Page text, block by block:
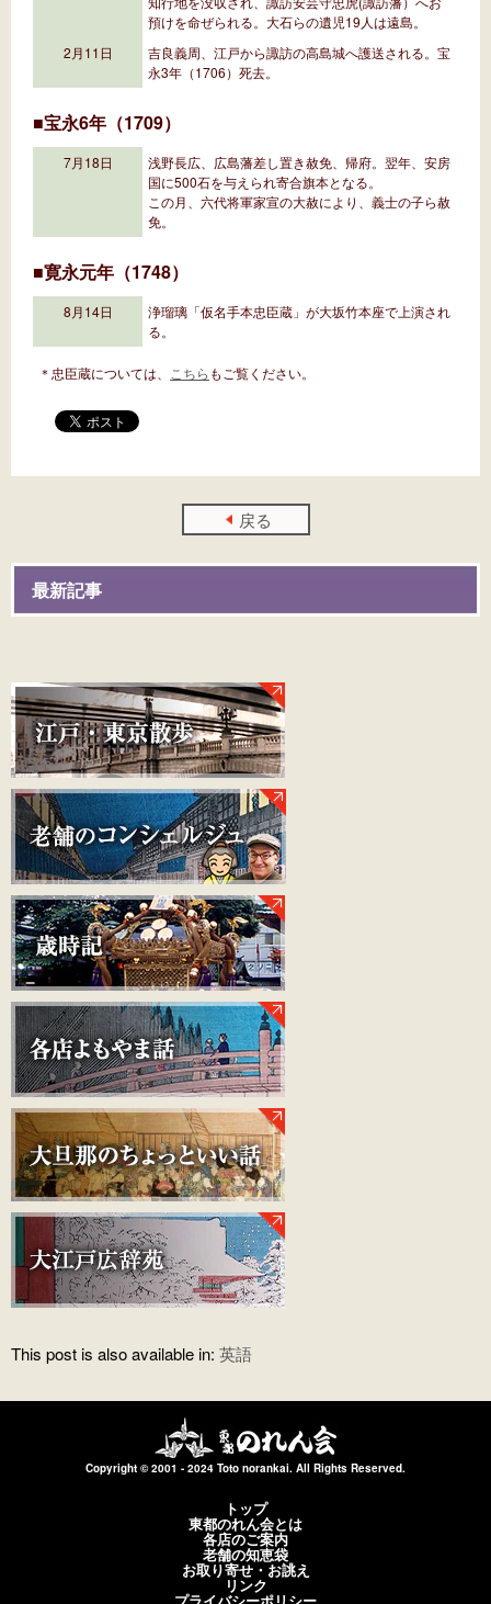
預けを命ぜられる。大石らの遺児19人は遠島。
2月11日
吉良義周、江戸から諏訪の高島城へ護送される。宝
永3年（1706）死去。
■宝永6年（1709）
7月18日
浅野長広、広島藩差し置き赦免、帰府。翌年、安房
国に500石を与えられ寄合旗本となる。
この月、六代将軍家宣の大赦により、義士の子ら赦
免。
■寛永元年（1748）
8月14日
浄瑠璃「仮名手本忠臣蔵」が大坂竹本座で上演され
る。
＊忠臣蔵については、 こちら もご覧ください。
戻る
最新記事
This post is also available in: 英語
Copyright © 2001 - 2024 Toto norankai. All Rights Reserved.
トップ
東都のれん会とは
各店のご案内
老舗の知恵袋
お取り寄せ・お誂え
リンク